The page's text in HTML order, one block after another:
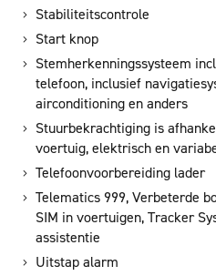
Stabiliteitscontrole
Start knop
Stemherkenningssysteem
telefoon, inclusief
airconditioning en anders
Stuurbekrachtiging is
voertuig, elektrisch en
Telefoonvoorbereiding lader
Telematics 999, Verbeterde
SIM in voertuigen, Tracker
assistentie
Uitstap alarm